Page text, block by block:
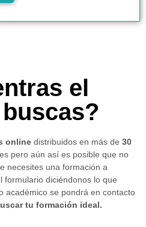
el
online distribuidos en más de 30
pero aún así es posible que no
necesites una formación a
formulario diciéndonos lo que
académico se pondrá en contacto
tu formación ideal.